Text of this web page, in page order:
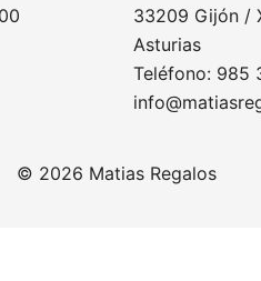
33209 Gijón /
Asturias
Teléfono: 985
© 2026 Matias Regalos